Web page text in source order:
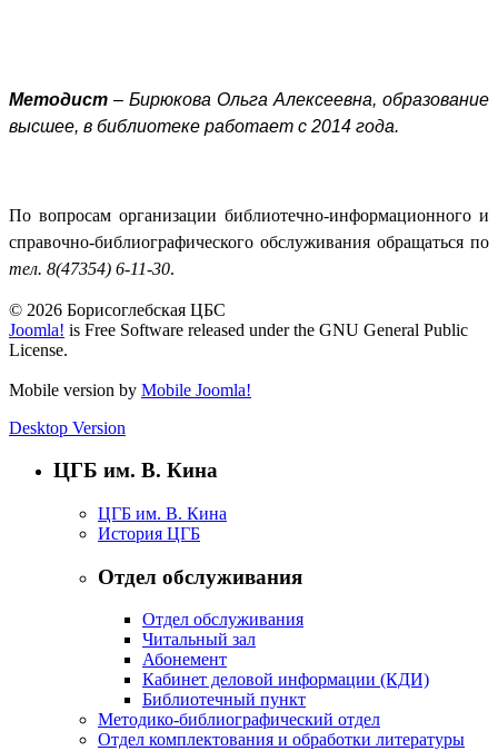
Методист – Бирюкова Ольга Алексеевна, образование
высшее, в библиотеке работает с 2014 года.
По вопросам организации библиотечно-информационного и
справочно-библиографического обслуживания обращаться по
тел. 8(47354) 6-11-30.
© 2026 Борисоглебская ЦБС
Joomla! is Free Software released under the GNU General Public
License.
Mobile version by Mobile Joomla!
Desktop Version
ЦГБ им. В. Кина
ЦГБ им. В. Кина
История ЦГБ
Отдел обслуживания
Отдел обслуживания
Читальный зал
Абонемент
Кабинет деловой информации (КДИ)
Библиотечный пункт
Методико-библиографический отдел
Отдел комплектования и обработки литературы